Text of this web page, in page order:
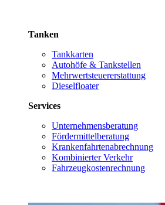
Tanken
Tankkarten
Autohöfe & Tankstellen
Mehrwertsteuererstattung
Dieselfloater
Services
Unternehmensberatung
Fördermittelberatung
Krankenfahrtenabrechnung
Kombinierter Verkehr
Fahrzeugkostenrechnung